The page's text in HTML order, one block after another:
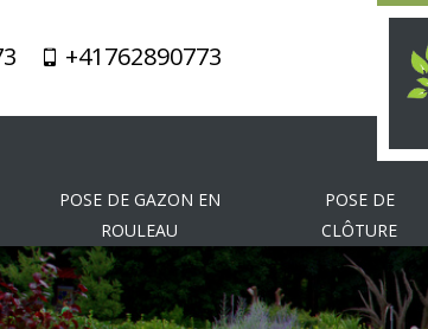
+41762890773
POSE DE GAZON EN
ROULEAU
POSE DE
CLÔTURE